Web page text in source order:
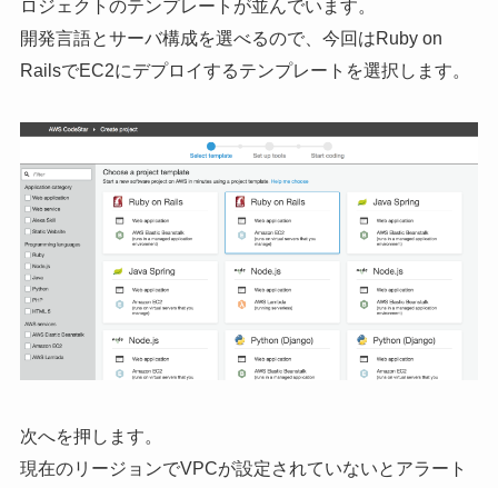
ロジェクトのテンプレートが並んでいます。
開発言語とサーバ構成を選べるので、今回はRuby on
RailsでEC2にデプロイするテンプレートを選択します。
次へを押します。
現在のリージョンでVPCが設定されていないとアラート